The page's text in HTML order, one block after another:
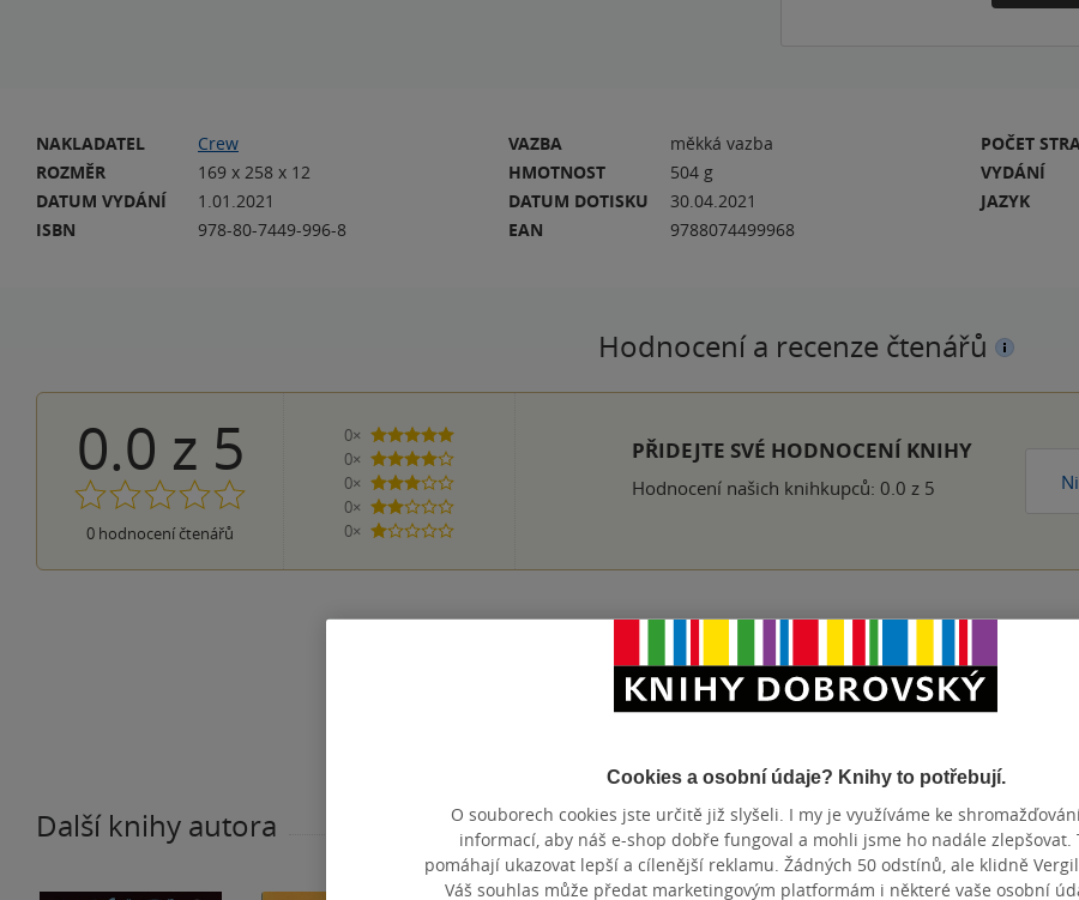
NAKLADATEL
Crew
ROZMĚR
169 x 258 x 12
DATUM VYDÁNÍ
1.01.2021
ISBN
978-80-7449-996-8
VAZBA
měkká vazba
HMOTNOST
504 g
DATUM DOTISKU
30.04.2021
EAN
9788074499968
POČET
VYDÁNÍ
JAZYK
Hodnocení a recenze čtenářů
0.0 z 5
0 hodnocení čtenářů
0×
5 hvězdiček
0×
4 hvězdičky
0×
3 hvězdičky
0×
2 hvězdičky
0×
1 hvezdička
PŘIDEJTE SVÉ HODNOCENÍ KNIHY
Hodnocení našich knihkupců: 0.0 z 5
Přidat hodnocení
Další knihy autora
Cookies a osobní údaje? Knihy to potřebují.
O souborech cookies jste určitě již slyšeli. I my je využíváme ke
informací, aby náš e-shop dobře fungoval a mohli jsme ho nadále zlepšovat.
pomáhají ukazovat lepší a cílenější reklamu. Žádných 50 odstínů, ale klidně
Váš souhlas může předat marketingovým platformám i některé vaše osobní